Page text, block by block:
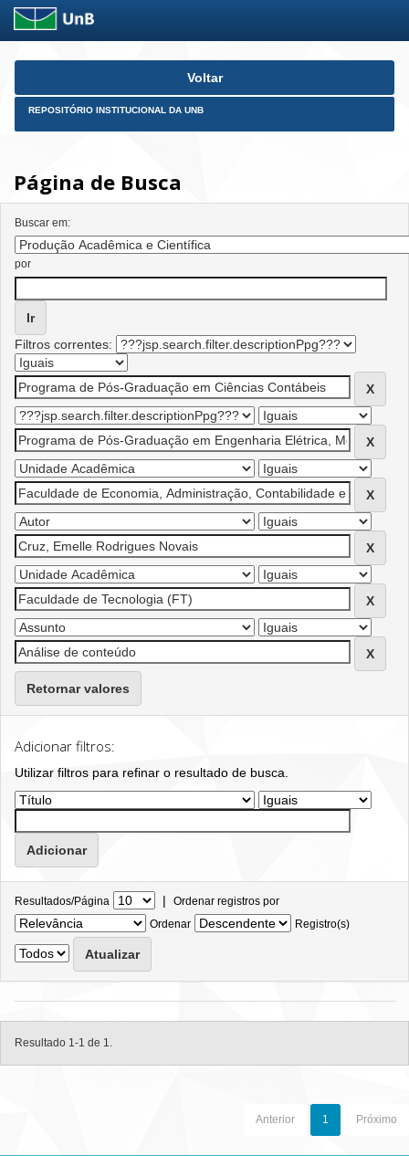
Skip
Voltar
REPOSITÓRIO INSTITUCIONAL DA UNB
Página de Busca
Buscar em:
por
Filtros correntes:
Retornar valores
Adicionar filtros:
Utilizar filtros para refinar o resultado de busca.
Resultados/Página | Ordenar registros por
Ordenar
Registro(s)
Resultado 1-1 de 1.
Anterior 1 Próximo